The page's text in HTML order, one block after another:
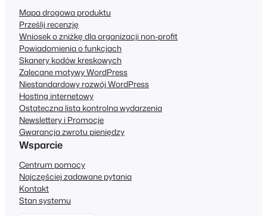
Mapa drogowa produktu
Prześlij recenzję
Wniosek o zniżkę dla organizacji non-profit
Powiadomienia o funkcjach
Skanery kodów kreskowych
Zalecane motywy WordPress
Niestandardowy rozwój WordPress
Hosting internetowy
Ostateczna lista kontrolna wydarzenia
Newslettery i Promocje
Gwarancja zwrotu pieniędzy
Wsparcie
Centrum pomocy
Najczęściej zadawane pytania
Kontakt
Stan systemu